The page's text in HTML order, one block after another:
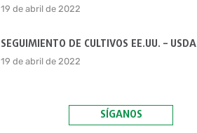
19 de abril de 2022
SEGUIMIENTO DE CULTIVOS EE.UU. – USDA
19 de abril de 2022
SÍGANOS